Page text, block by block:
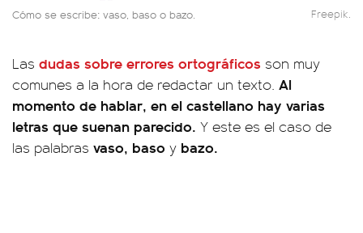
Cómo se escribe: vaso, baso o bazo. Freepik.
Las dudas sobre errores ortográficos son muy
comunes a la hora de redactar un texto. Al
momento de hablar, en el castellano hay varias
letras que suenan parecido. Y este es el caso de
las palabras vaso, baso y bazo.